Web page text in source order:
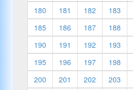
180
181 182 183
185
186 187 188
190
191 192 193
195
196 197 198
200
201 202 203